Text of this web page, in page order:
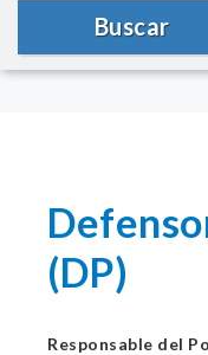
Buscar
(DP)
Responsable del